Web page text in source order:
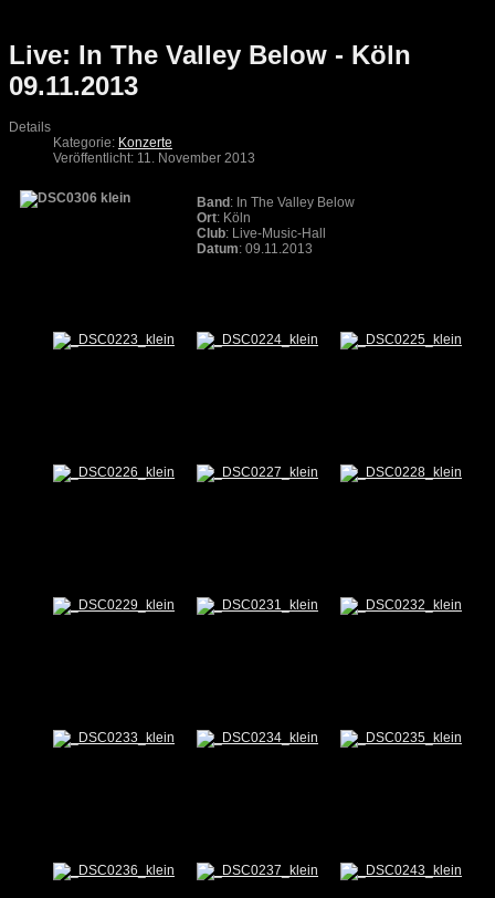
Live: In The Valley Below - Köln
09.11.2013
Details
Kategorie: Konzerte
Veröffentlicht: 11. November 2013
Band : In The Valley Below
Ort: Köln
Club: Live-Music-Hall
Datum: 09.11.2013